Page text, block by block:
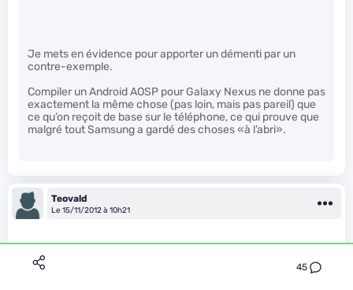
45
Je mets en évidence pour apporter un démenti par un
contre-exemple.
Compiler un Android AOSP pour Galaxy Nexus ne donne pas
exactement la même chose (pas loin, mais pas pareil) que
ce qu’on reçoit de base sur le téléphone, ce qui prouve que
malgré tout Samsung a gardé des choses «à l’abri».
Teovald
Le 15/11/2012 à 10h21